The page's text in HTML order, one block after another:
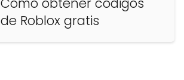
de Roblox gratis